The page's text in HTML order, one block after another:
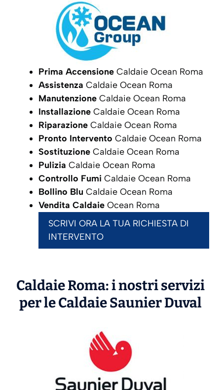
Prima Accensione Caldaie Ocean Roma
Assistenza Caldaie Ocean Roma
Manutenzione Caldaie Ocean Roma
Installazione Caldaie Ocean Roma
Riparazione Caldaie Ocean Roma
Pronto Intervento Caldaie Ocean Roma
Sostituzione Caldaie Ocean Roma
Pulizia Caldaie Ocean Roma
Controllo Fumi Caldaie Ocean Roma
Bollino Blu Caldaie Ocean Roma
Vendita Caldaie Ocean Roma
SCRIVI ORA LA TUA RICHIESTA DI
INTERVENTO
Caldaie Roma: i nostri servizi
per le CaldaieSaunier Duval